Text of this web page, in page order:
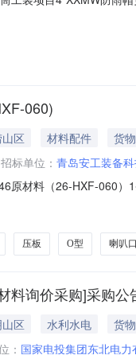
公开竞价过程是否公开
060)
区 材料配件
货物
招标单位： 青岛安工装备
原材料（26-HXF-060
址:山东省青岛市
压板 O型 喇叭
料询价采购]采购公
区 水利水电
货物
： 国家电投集团东北电